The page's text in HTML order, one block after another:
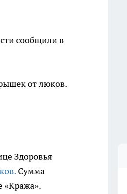
сообщили в
от люков.
Здоровья
Сумма
«Кража».